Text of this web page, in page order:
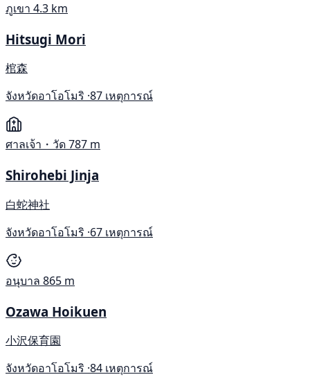
ภูเขา 4.3 km
Hitsugi Mori
棺森
จังหวัดอาโอโมริ ·87 เหตุการณ์
ศาลเจ้า・วัด787 m
Shirohebi Jinja
白蛇神社
จังหวัดอาโอโมริ ·67 เหตุการณ์
อนุบาล 865 m
Ozawa Hoikuen
小沢保育園
จังหวัดอาโอโมริ ·84 เหตุการณ์